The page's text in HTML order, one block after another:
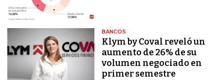
BANCOS
Klym by Coval reveló un
aumento de 26% de su
volumen negociado en
primer semestre